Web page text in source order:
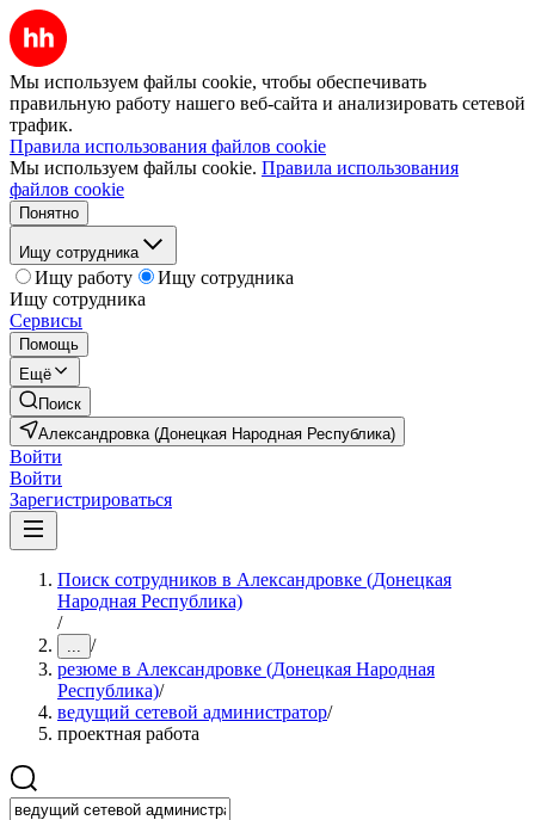
Мы используем файлы cookie, чтобы обеспечивать
правильную работу нашего веб-сайта и анализировать сетевой
трафик.
Правила использования файлов cookie
Мы используем файлы cookie. Правила использования
файлов cookie
Понятно
Ищу сотрудника
Ищу работу
Ищу сотрудника
Ищу сотрудника
Сервисы
Помощь
Ещё
Поиск
Александровка (Донецкая Народная Республика)
Войти
Войти
Зарегистрироваться
Поиск сотрудников в Александровке (Донецкая
Народная Республика)
/
... /
резюме в Александровке (Донецкая Народная
Республика)/
ведущий сетевой администратор/
проектная работа